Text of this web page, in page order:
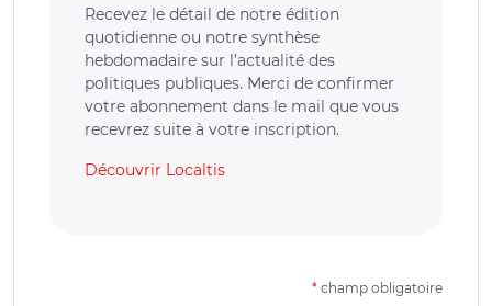
Recevez le détail de notre édition
quotidienne ou notre synthèse
hebdomadaire sur l’actualité des
politiques publiques. Merci de confirmer
votre abonnement dans le mail que vous
recevrez suite à votre inscription.
Découvrir Localtis
* champ obligatoire